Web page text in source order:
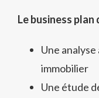
Le business plan
Une
immobilier
Une étude